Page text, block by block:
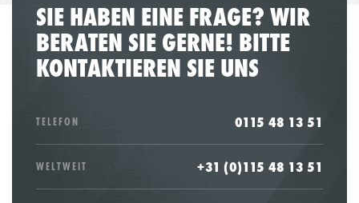
SIE HABEN EINE FRAGE? WIR
BERATEN SIE GERNE! BITTE
KONTAKTIEREN SIE UNS
TELEFON 0115 48 13 51
WELTWEIT +31 (0)115 48 13 51